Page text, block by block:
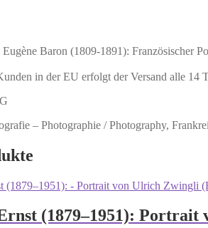
Baron (1809-1891): Französischer
in der EU erfolgt der Versand alle 14
– Photographie / Photography,
(1879–1951):